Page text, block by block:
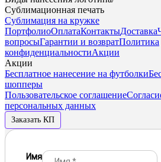
Сублимационная печать
Сублимация на кружке
ПортфолиоОплатаКонтактыДоставка
вопросыГарантии и возвратПолитика
конфиденциальностиАкции
Акции
Бесплатное нанесение на футболки
шопперы
Пользовательское соглашение
персональных данных
Заказать КП
Имя